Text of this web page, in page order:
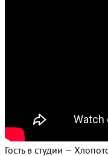
Гость в студии —